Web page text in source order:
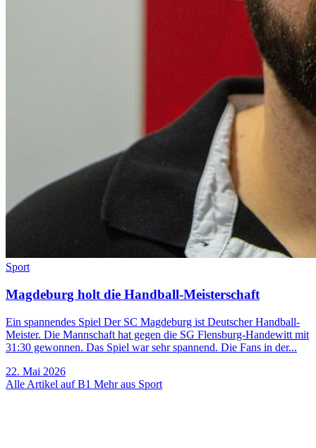
Sport
Magdeburg holt die Handball-Meisterschaft
Ein spannendes Spiel Der SC Magdeburg ist Deutscher Handball-
Meister. Die Mannschaft hat gegen die SG Flensburg-Handewitt mit
31:30 gewonnen. Das Spiel war sehr spannend. Die Fans in der...
22. Mai 2026
Alle Artikel auf B1 Mehr aus Sport